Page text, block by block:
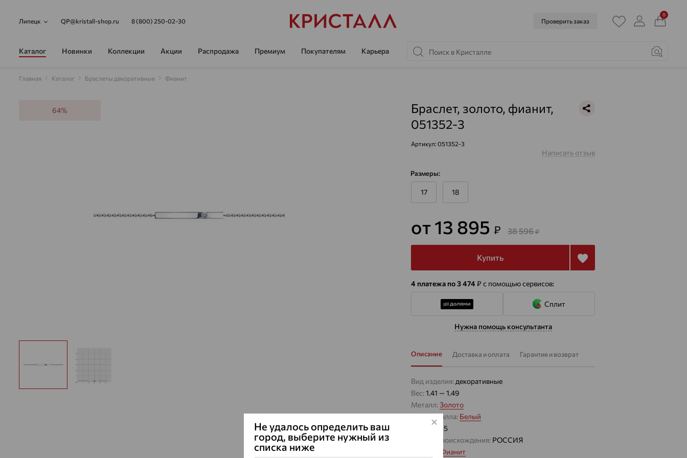
Липецк QP@kristall-shop.ru 8 (800) 250-02-30 Проверить заказ
0
Каталог Новинки Коллекции Акции Распродажа Премиум Покупателям Карьера
Главная Каталог Браслеты декоративные Фианит
64%
Браслет, золото, фианит,
051352-3
Артикул: 051352-3
Написать отзыв
Размеры:
17 18
от 13 895 ₽ 38 596₽
Купить
4 платежа по 3 474 ₽с помощью сервисов:
Сплит
Нужна помощь консультанта
Описание Доставка и оплата Гарантия и возврат
Вид изделия: декоративные
Вес:1.41 — 1.49
Металл:Золото
Цвет металла: Белый
585
Страна происхождения: РОССИЯ
Фианит
Не удалось определить ваш
город, выберите нужный из
списка ниже